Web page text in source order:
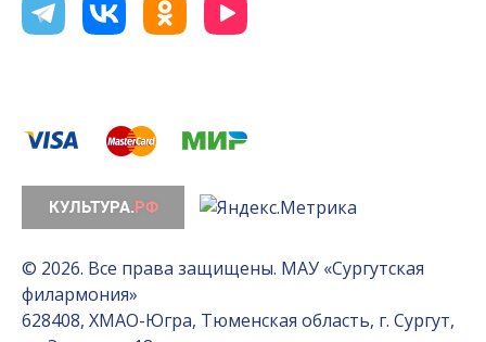
© 2026. Все права защищены. МАУ «Сургутская
филармония»
628408, ХМАО-Югра, Тюменская область, г. Сургут,